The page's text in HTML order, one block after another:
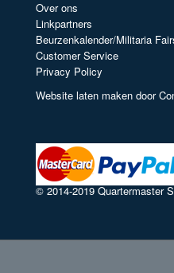
Over ons
Linkpartners
Beurzenkalender/Militaria
Customer Service
Privacy Policy
Website laten maken door
© 2014-2019 Quartermaster